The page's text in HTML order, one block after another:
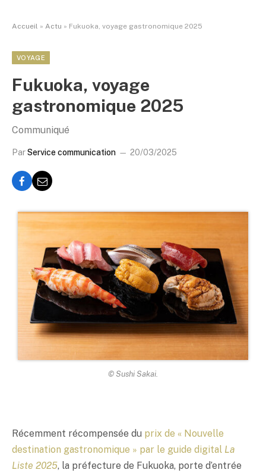
Accueil » Actu » Fukuoka, voyage gastronomique 2025
VOYAGE
Fukuoka, voyage
gastronomique 2025
Communiqué
ParService communication 20/03/2025
© Sushi Sakai.
Récemment récompensée du prix de « Nouvelle
destination gastronomique » par le guide digital La
Liste 2025, la préfecture de Fukuoka, porte d’entrée